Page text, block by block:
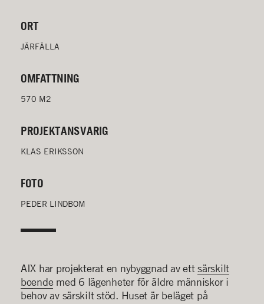
ORT
JÄRFÄLLA
OMFATTNING
570 M2
PROJEKTANSVARIG
KLAS ERIKSSON
FOTO
PEDER LINDBOM
AIX har projekterat en nybyggnad av ettsärskilt
boendemed 6 lägenheter för äldre människor i
behov av särskilt stöd. Huset är beläget på